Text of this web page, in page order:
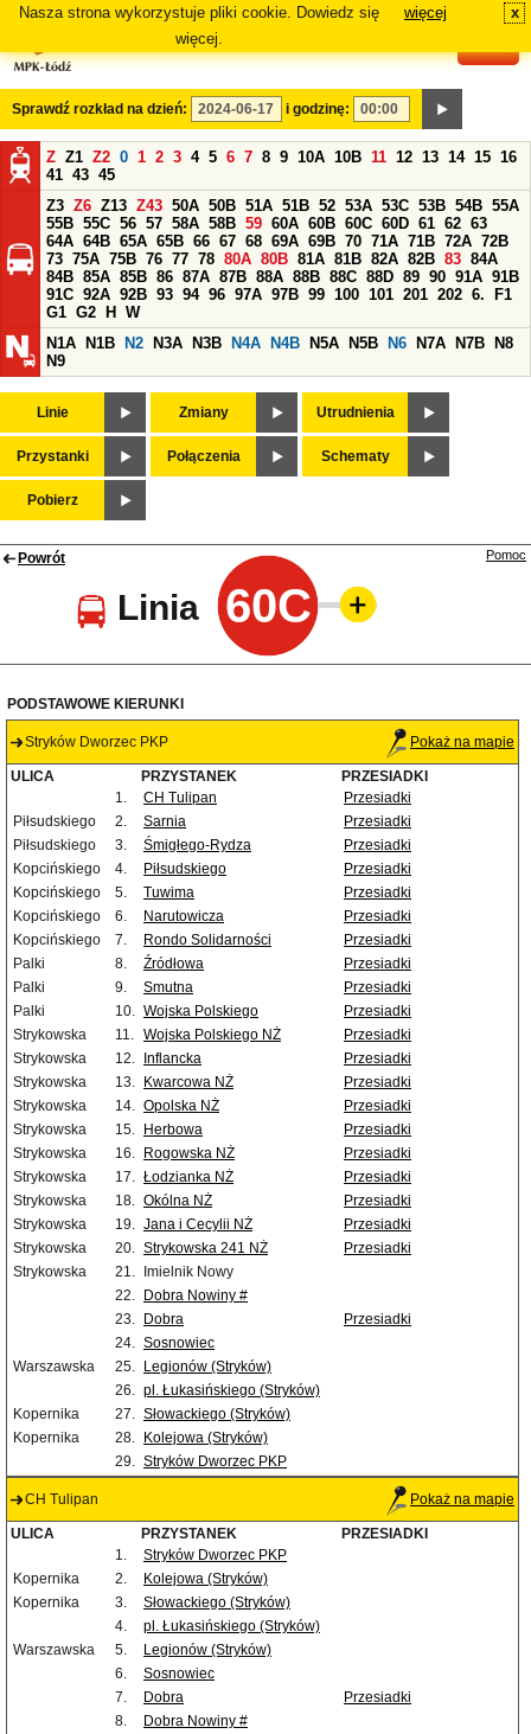
Nasza strona wykorzystuje pliki cookie. Dowiedz się
więcej.
więcej x
Sprawdź rozkład na dzień: i godzinę:
Z Z1 Z2 0 1 2 3 4 5 6 7 8 9 10A 10B 11 12 13 14 15 16
41 43 45
Z3 Z6 Z13 Z43 50A 50B 51A 51B 52 53A 53C 53B 54B 55A
55B 55C 56 57 58A 58B 59 60A 60B 60C 60D 61 62 63
64A 64B 65A 65B 66 67 68 69A 69B 70 71A 71B 72A 72B
73 75A 75B 76 77 78 80A 80B 81A 81B 82A 82B 83 84A
84B 85A 85B 86 87A 87B 88A 88B 88C 88D 89 90 91A 91B
91C 92A 92B 93 94 96 97A 97B 99 100 101 201 202 6.
F1
G1 G2 H
W
N1A
N1B N2 N3A N3B N4A N4B N5A N5B N6 N7A N7B
N8
N9
Linie Zmiany Utrudnienia
Przystanki Połączenia Schematy
Pobierz
Powrót
Linia 60C
Pomoc
PODSTAWOWE KIERUNKI
Stryków Dworzec PKP Pokaż na mapie
ULICA PRZYSTANEK
PRZESIADKI
1.
CH Tulipan
Przesiadki
Piłsudskiego
2. Sarnia
Przesiadki
Piłsudskiego
3. Śmigłego-Rydza
Przesiadki
Kopcińskiego
4. Piłsudskiego
Przesiadki
Kopcińskiego
5. Tuwima
Przesiadki
Kopcińskiego
6. Narutowicza
Przesiadki
Kopcińskiego
7. Rondo Solidarności
Przesiadki
Palki
8. Źródłowa
Przesiadki
Palki
9. Smutna
Przesiadki
Palki
10. Wojska Polskiego
Przesiadki
Strykowska
11. Wojska Polskiego NŻ
Przesiadki
Strykowska
12. Inflancka
Przesiadki
Strykowska
13. Kwarcowa NŻ
Przesiadki
Strykowska
14. Opolska NŻ
Przesiadki
Strykowska
15. Herbowa
Przesiadki
Strykowska
16. Rogowska NŻ
Przesiadki
Strykowska
17. Łodzianka NŻ
Przesiadki
Strykowska
18. Okólna NŻ
Przesiadki
Strykowska
19. Jana i Cecylii NŻ
Przesiadki
Strykowska
20. Strykowska 241 NŻ
Przesiadki
Strykowska
21.
Imielnik Nowy
22.
Dobra Nowiny #
23.
Dobra
Przesiadki
24. Sosnowiec
Warszawska
25.
Legionów (Stryków)
26. pl. Łukasińskiego (Stryków)
Kopernika
27. Słowackiego (Stryków)
Kopernika
28.
Kolejowa (Stryków)
29. Stryków Dworzec PKP
CH Tulipan Pokaż na mapie
ULICA PRZYSTANEK
PRZESIADKI
1.
Stryków Dworzec PKP
Kopernika
2.
Kolejowa (Stryków)
Kopernika
3.
Słowackiego (Stryków)
4.
pl. Łukasińskiego (Stryków)
Warszawska
5.
Legionów (Stryków)
6.
Sosnowiec
7.
Dobra
Przesiadki
8.
Dobra Nowiny #